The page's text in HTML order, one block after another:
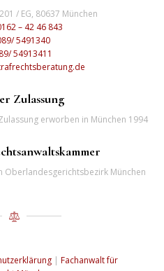
/ EG, 80637 München
– 42 46 843
5491340
54913411
Zulassung
erworben in München 1994
Oberlandesgerichtsbezirk München
| Fachanwalt für